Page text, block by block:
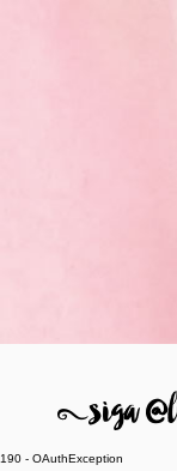
8siga
190 - OAuthException